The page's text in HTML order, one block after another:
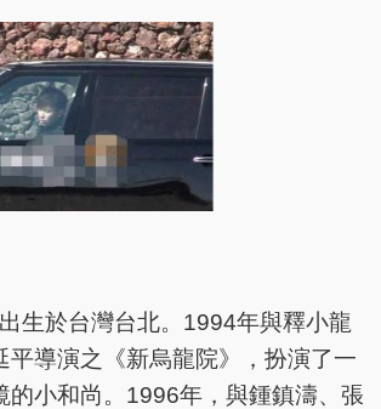
生於台灣台北。1994年與釋小龍
平導演之《新烏龍院》，扮演了一
的小和尚。1996年，與鍾鎮濤、張